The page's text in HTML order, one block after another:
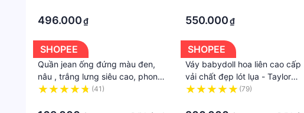
496.000₫ 550.000₫
SHOPEE
Quần jean ống đứng màu đen,
nâu , trắng lưng siêu cao, phong
cách Hàn , jean co giãn tốt ạ
(41)
SHOPEE
Váy babydoll hoa liên cao cấp
vải chất đẹp lót lụa - Taylor
Dress
(79)